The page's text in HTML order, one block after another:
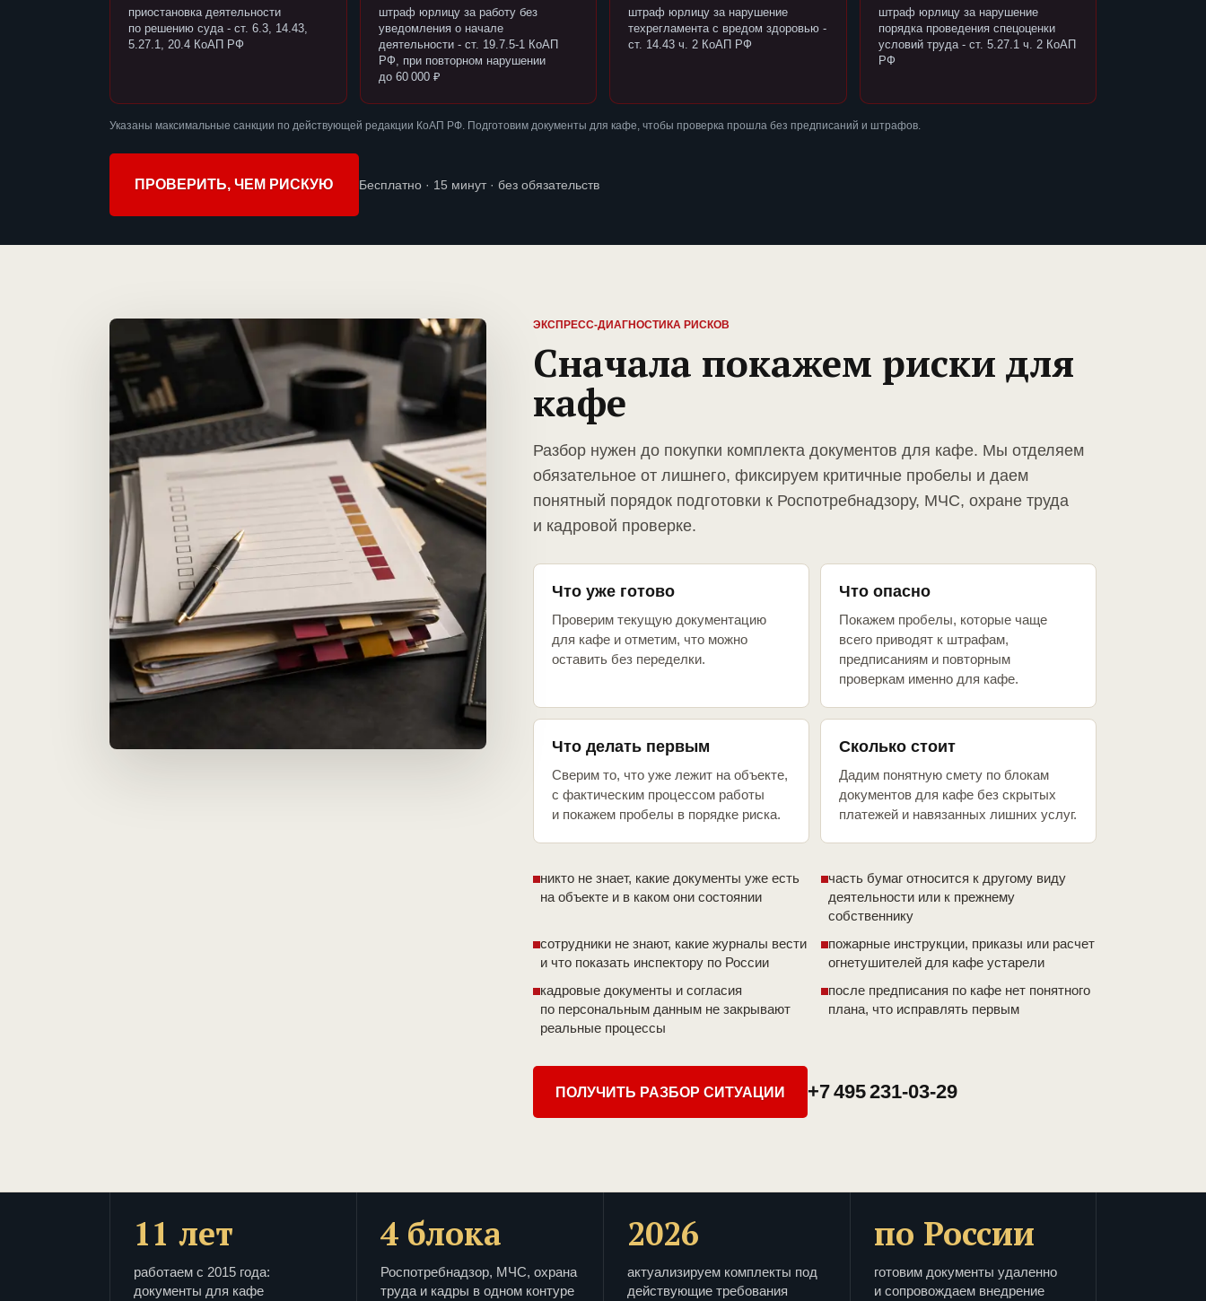
приостановка деятельности
по решению суда - ст. 6.3, 14.43,
5.27.1, 20.4 КоАП РФ
штраф юрлицу за работу без
уведомления о начале
деятельности - ст. 19.7.5-1 КоАП
РФ, при повторном нарушении
до 60 000 ₽
штраф юрлицу за нарушение
техрегламента с вредом здоровью -
ст. 14.43 ч. 2 КоАП РФ
штраф юрлицу за нарушение
порядка проведения спецоценки
условий труда - ст. 5.27.1 ч. 2 КоАП
РФ
Указаны максимальные санкции по действующей редакции КоАП РФ. Подготовим документы для кафе, чтобы проверка прошла без предписаний и штрафов.
ПРОВЕРИТЬ, ЧЕМ РИСКУЮ Бесплатно · 15 минут · без обязательств
ЭКСПРЕСС-ДИАГНОСТИКА РИСКОВ
Сначала покажем риски для
кафе
Разбор нужен до покупки комплекта документов для кафе. Мы отделяем
обязательное от лишнего, фиксируем критичные пробелы и даем
понятный порядок подготовки к Роспотребнадзору, МЧС, охране труда
и кадровой проверке.
Что уже готово
Проверим текущую документацию
для кафе и отметим, что можно
оставить без переделки.
Что опасно
Покажем пробелы, которые чаще
всего приводят к штрафам,
предписаниям и повторным
проверкам именно для кафе.
Что делать первым
Сверим то, что уже лежит на объекте,
с фактическим процессом работы
и покажем пробелы в порядке риска.
Сколько стоит
Дадим понятную смету по блокам
документов для кафе без скрытых
платежей и навязанных лишних услуг.
никто не знает, какие документы уже есть
на объекте и в каком они состоянии
часть бумаг относится к другому виду
деятельности или к прежнему
собственнику
сотрудники не знают, какие журналы вести
и что показать инспектору по России
пожарные инструкции, приказы или расчет
огнетушителей для кафе устарели
кадровые документы и согласия
по персональным данным не закрывают
реальные процессы
после предписания по кафе нет понятного
плана, что исправлять первым
ПОЛУЧИТЬ РАЗБОР СИТУАЦИИ +7 495 231-03-29
11 лет
работаем с 2015 года:
документы для кафе
4 блока
Роспотребнадзор, МЧС, охрана
труда и кадры в одном контуре
2026
актуализируем комплекты под
действующие требования
по России
готовим документы удаленно
и сопровождаем внедрение